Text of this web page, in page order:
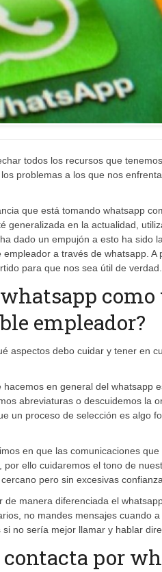
todos los recursos que
problemas a los que nos
que está tomando whatsapp
generalizada en la actualidad,
dado un empujón a esto ha sido
a través de whatsapp.
para que nos sea útil de verdad.
como
empleador?
aspectos debo cuidar y tener en
hacemos en general del whatsapp
abreviaturas o descuidemos la
un proceso de selección es algo
en que las comunicaciones
ello cuidaremos el tono de
pero sin excesivas
de manera diferenciada el
no mandes mensajes cuando
no sería mejor llamar y hablar
por